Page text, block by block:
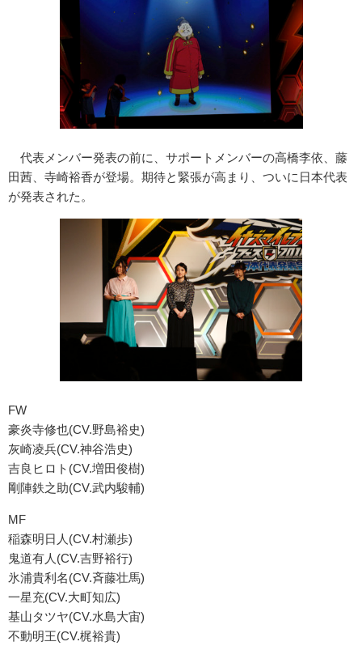
代表メンバー発表の前に、サポートメンバーの高橋李依、藤
田茜、寺崎裕香が登場。期待と緊張が高まり、ついに日本代表
が発表された。
FW
豪炎寺修也(CV.野島裕史)
灰崎凌兵(CV.神谷浩史)
吉良ヒロト(CV.増田俊樹)
剛陣鉄之助(CV.武内駿輔)
MF
稲森明日人(CV.村瀬歩)
鬼道有人(CV.吉野裕行)
氷浦貴利名(CV.斉藤壮馬)
一星充(CV.大町知広)
基山タツヤ(CV.水島大宙)
不動明王(CV.梶裕貴)